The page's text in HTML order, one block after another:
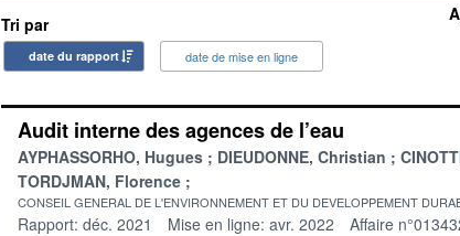
Tri par
date du rapport date de mise en ligne
Audit interne des agences de l’eau
AYPHASSORHO, Hugues DIEUDONNE, Christian
TORDJMAN, Florence
CONSEIL GENERAL DE L'ENVIRONNEMENT ET DU DEVELOPPEMENT
Rapport: déc. 2021 Mise en ligne: avr. 2022 Affaire